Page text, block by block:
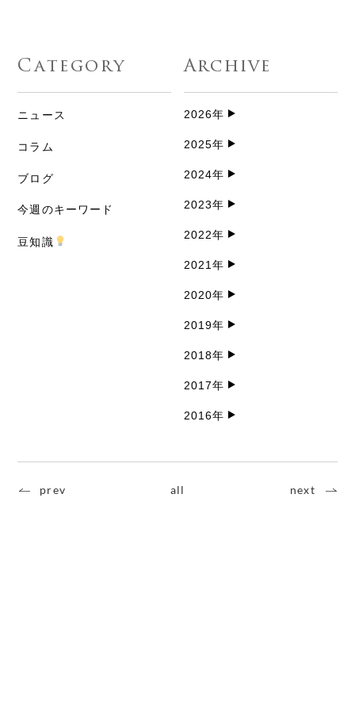
Category
ニュース
コラム
ブログ
今週のキーワード
豆知識
Archive
2026年
2025年
2024年
2023年
2022年
2021年
2020年
2019年
2018年
2017年
2016年
prev all next